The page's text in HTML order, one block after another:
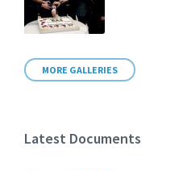
MORE GALLERIES
Latest Documents